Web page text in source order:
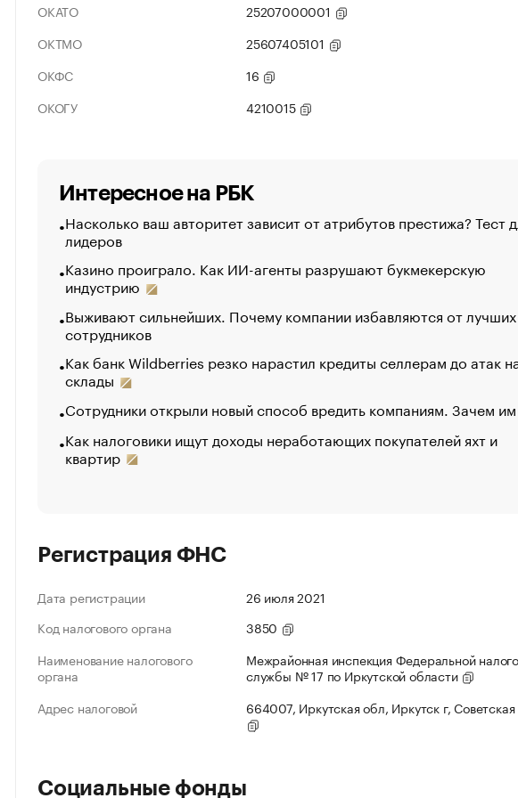
ОКАТО
25207000001
ОКТМО
25607405101
ОКФС
16
ОКОГУ
4210015
Интересное на РБК
Насколько ваш авторитет зависит от атрибутов престижа? Тест
лидеров
Казино проиграло. Как ИИ-агенты разрушают букмекерскую
индустрию
Выживают сильнейших. Почему компании избавляются от лучших
сотрудников
Как банк Wildberries резко нарастил кредиты селлерам до атак
склады
Сотрудники открыли новый способ вредить компаниям. Зачем
Как налоговики ищут доходы неработающих покупателей яхт и
квартир
Регистрация ФНС
Дата регистрации
26 июля 2021
Код налогового органа
3850
Наименование налогового
органа
Межрайонная инспекция Федеральной
службы № 17 по Иркутской области
Адрес налоговой
664007, Иркутская обл, Иркутск г,
Социальные фонды